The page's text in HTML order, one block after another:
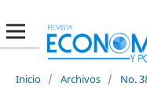
Inicio / Archivos / No.